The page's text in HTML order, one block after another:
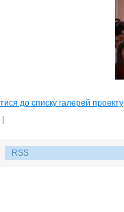
до списку галерей проекту
RSS